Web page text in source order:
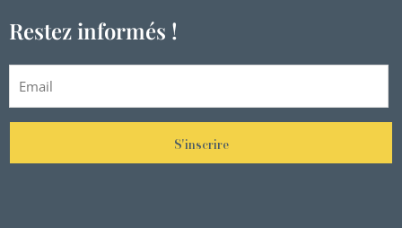
Restez informés !
S'inscrire